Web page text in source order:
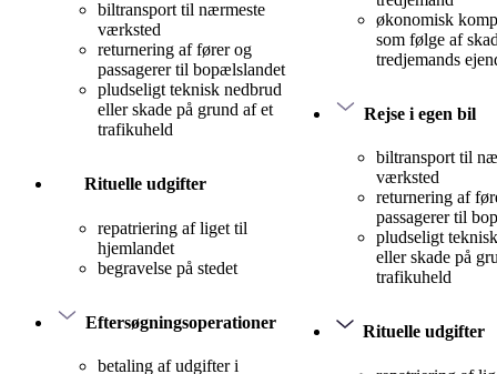
biltransport til nærmeste
værksted
returnering af fører og
passagerer til bopælslandet
pludseligt teknisk nedbrud
eller skade på grund af et
trafikuheld
Rituelle udgifter
repatriering af liget til
hjemlandet
begravelse på stedet
Eftersøgningsoperationer
betaling af udgifter i
økonomisk
som følge af
tredjemands
Rejse i egen bil
biltransport til
værksted
returnering af
passagerer til
pludseligt
eller skade på
trafikuheld
Rituelle udgifter